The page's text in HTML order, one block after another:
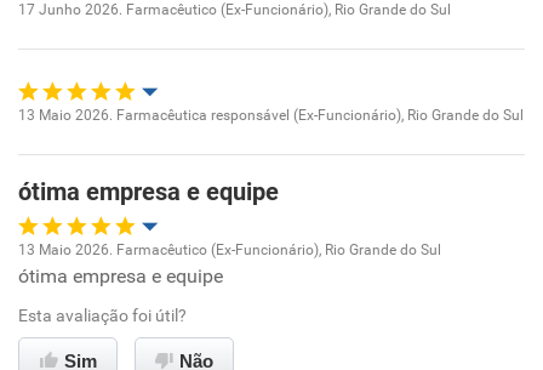
Ambiente de trabalho
Conciliação com a vida familiar
Benefícios
Recomenda esta empresa
17 Junho 2026. Farmacêutico (Ex-Funcionário), Rio Grande do Sul
Ambiente de trabalho
Conciliação com a vida familiar
Benefícios
13 Maio 2026. Farmacêutica responsável (Ex-Funcionário), Rio Grande do Sul
ótima empresa e equipe
Oportunidade de promoção
Ambiente de trabalho
13 Maio 2026. Farmacêutico (Ex-Funcionário), Rio Grande do Sul
ótima empresa e equipe
Esta avaliação foi útil?
Sim Não